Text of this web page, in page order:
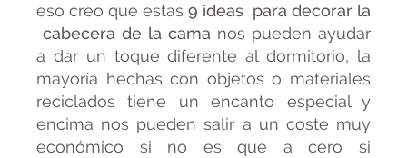
eso creo que estas 9 ideas para decorar la
cabecera de la cama nos pueden ayudar
a dar un toque diferente al dormitorio, la
mayoría hechas con objetos o materiales
reciclados tiene un encanto especial y
encima nos pueden salir a un coste muy
económico si no es que a cero si